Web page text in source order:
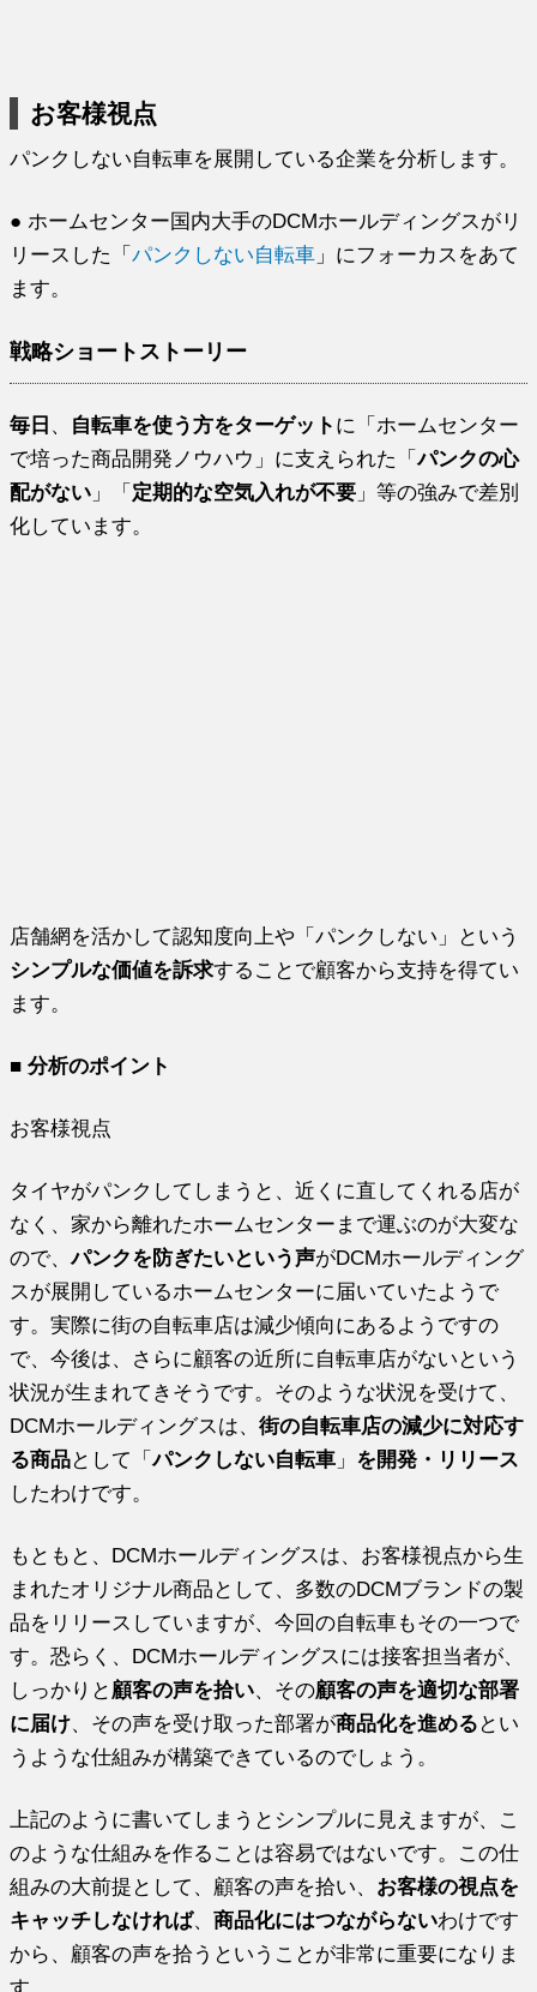
お客様視点
パンクしない自転車を展開している企業を分析します。
● ホームセンター国内大手のDCMホールディングスがリ
リースした「パンクしない自転車 」にフォーカスをあて
ます。
戦略ショートストーリー
毎日 、 自転車を使う方をターゲット に「ホームセンター
で培った商品開発ノウハウ」に支えられた「パンクの心
配がない 」「 定期的な空気入れが不要 」等の強みで差別
化しています。
店舗網を活かして認知度向上や「パンクしない」という
シンプルな価値を訴求することで顧客から支持を得てい
ます。
■ 分析のポイント
お客様視点
タイヤがパンクしてしまうと、近くに直してくれる店が
なく、家から離れたホームセンターまで運ぶのが大変な
ので、パンクを防ぎたいという声がDCMホールディング
スが展開しているホームセンターに届いていたようで
す。実際に街の自転車店は減少傾向にあるようですの
で、今後は、さらに顧客の近所に自転車店がないという
状況が生まれてきそうです。そのような状況を受けて、
DCMホールディングスは、街の自転車店の減少に対応す
る商品として「パンクしない自転車 」 を開発・リリース
したわけです。
もともと、DCMホールディングスは、お客様視点から生
まれたオリジナル商品として、多数のDCMブランドの製
品をリリースしていますが、今回の自転車もその一つで
す。恐らく、DCMホールディングスには接客担当者が、
しっかりと 顧客の声を拾い、その顧客の声を適切な部署
に届け、その声を受け取った部署が商品化を進める とい
うような仕組みが構築できているのでしょう。
上記のように書いてしまうとシンプルに見えますが、こ
のような仕組みを作ることは容易ではないです。この仕
組みの大前提として、顧客の声を拾い、 お客様の視点を
キャッチしなければ、商品化にはつながらないわけです
から、顧客の声を拾うということが非常に重要になりま
す。